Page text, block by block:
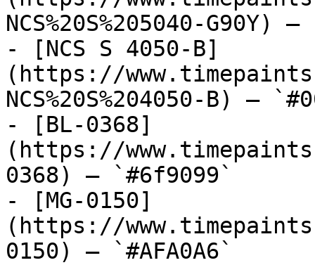
NCS%20S%205040-G90Y)
- [NCS S 4050-B]
(https://
NCS%20S%204050-B) —
- [BL-0368]
(https://
0368) — `#6f9099`
- [MG-0150]
(https://
0150) — `#AFA0A6`